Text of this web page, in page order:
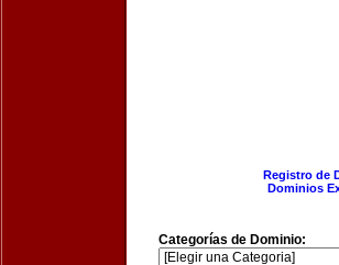
Registro de
Dominios
Categorías de Dominio: